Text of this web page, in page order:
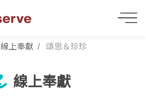
線上奉獻 頌恩＆珍珍
線上奉獻